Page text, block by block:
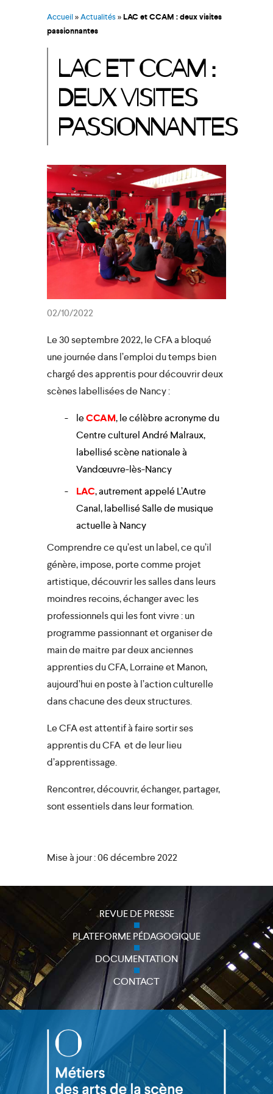
close
Accueil»Actualités»LAC et CCAM : deux visites
passionnantes
LAC ET CCAM :
DEUX VISITES
PASSIONNANTES
02/10/2022
Le 30 septembre 2022, le CFA a bloqué
une journée dans l’emploi du temps bien
chargé des apprentis pour découvrir deux
scènes labellisées de Nancy :
leCCAM, le célèbre acronyme du
Centre culturel André Malraux,
labellisé scène nationale à
Vandœuvre-lès-Nancy
LAC, autrement appelé L’Autre
Canal, labellisé Salle de musique
actuelle à Nancy
Comprendre ce qu’est un label, ce qu’il
génère, impose, porte comme projet
artistique, découvrir les salles dans leurs
moindres recoins, échanger avec les
professionnels qui les font vivre : un
programme passionnant et organiser de
main de maitre par deux anciennes
apprenties du CFA, Lorraine et Manon,
aujourd’hui en poste à l’action culturelle
dans chacune des deux structures.
Le CFA est attentif à faire sortir ses
apprentis du CFA et de leur lieu
d’apprentissage.
Rencontrer, découvrir, échanger, partager,
sont essentiels dans leur formation.
Mise à jour : 06 décembre 2022
REVUE DE PRESSE
PLATEFORME PÉDAGOGIQUE
DOCUMENTATION
CONTACT